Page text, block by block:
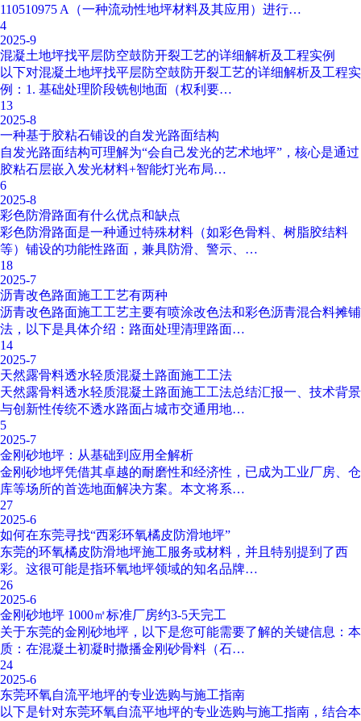
110510975 A（一种流动性地坪材料及其应用）进行…
4
2025-9
混凝土地坪找平层防空鼓防开裂工艺的详细解析及工程实例
以下对混凝土地坪找平层防空鼓防开裂工艺的详细解析及工程实
例：1. 基础处理阶段铣刨地面（权利要…
13
2025-8
一种基于胶粘石铺设的自发光路面结构
自发光路面结构可理解为“会自己发光的艺术地坪”，核心是通过
胶粘石层嵌入发光材料+智能灯光布局…
6
2025-8
彩色防滑路面有什么优点和缺点
彩色防滑路面是一种通过特殊材料（如彩色骨料、树脂胶结料
等）铺设的功能性路面，兼具防滑、警示、…
18
2025-7
沥青改色路面施工工艺有两种
沥青改色路面施工工艺主要有喷涂改色法和彩色沥青混合料摊铺
法，以下是具体介绍：路面处理清理路面…
14
2025-7
天然露骨料透水轻质混凝土路面施工工法
天然露骨料透水轻质混凝土路面施工工法总结汇报一、技术背景
与创新性传统不透水路面占城市交通用地…
5
2025-7
金刚砂地坪：从基础到应用全解析
金刚砂地坪凭借其卓越的耐磨性和经济性，已成为工业厂房、仓
库等场所的首选地面解决方案。本文将系…
27
2025-6
如何在东莞寻找“西彩环氧橘皮防滑地坪”
东莞的环氧橘皮防滑地坪施工服务或材料，并且特别提到了西
彩。这很可能是指环氧地坪领域的知名品牌…
26
2025-6
金刚砂地坪 1000㎡标准厂房约3-5天完工
关于东莞的金刚砂地坪，以下是您可能需要了解的关键信息：本
质：在混凝土初凝时撒播金刚砂骨料（石…
24
2025-6
东莞环氧自流平地坪的专业选购与施工指南
以下是针对东莞环氧自流平地坪的专业选购与施工指南，结合本